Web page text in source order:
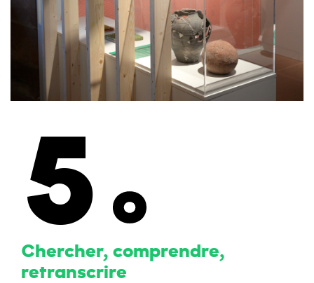
5
Chercher, comprendre,
retranscrire